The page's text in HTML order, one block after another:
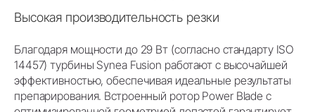
Высокая производительность резки
Благодаря мощности до 29 Вт (согласно стандарту ISO
14457) турбины Synea Fusion работают с высочайшей
эффективностью, обеспечивая идеальные результаты
препарирования. Встроенный ротор Power Blade с